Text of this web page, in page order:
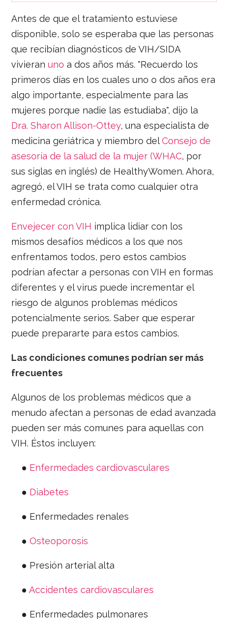
Antes de que el tratamiento estuviese
disponible, solo se esperaba que las personas
que recibían diagnósticos de VIH/SIDA
vivieranuno a dos años más. "Recuerdo los
primeros días en los cuales uno o dos años era
algo importante, especialmente para las
mujeres porque nadie las estudiaba", dijo la
Dra. Sharon Allison-Ottey, una especialista de
medicina geriátrica y miembro delConsejo de
asesoría de la salud de la mujer (WHAC, por
sus siglas en inglés) de HealthyWomen. Ahora,
agregó, el VIH se trata como cualquier otra
enfermedad crónica.
Envejecer con VIH implica lidiar con los
mismos desafíos médicos a los que nos
enfrentamos todos, pero estos cambios
podrían afectar a personas con VIH en formas
diferentes y el virus puede incrementar el
riesgo de algunos problemas médicos
potencialmente serios. Saber que esperar
puede prepararte para estos cambios.
Las condiciones comunes podrían ser más
frecuentes
Algunos de los problemas médicos que a
menudo afectan a personas de edad avanzada
pueden ser más comunes para aquellas con
VIH. Éstos incluyen:
● Enfermedades cardiovasculares
● Diabetes
● Enfermedades renales
●Osteoporosis
● Presión arterial alta
●Accidentes cardiovasculares
● Enfermedades pulmonares